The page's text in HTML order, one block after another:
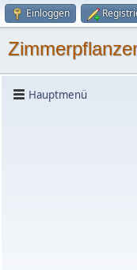
Einloggen
Hauptmenü